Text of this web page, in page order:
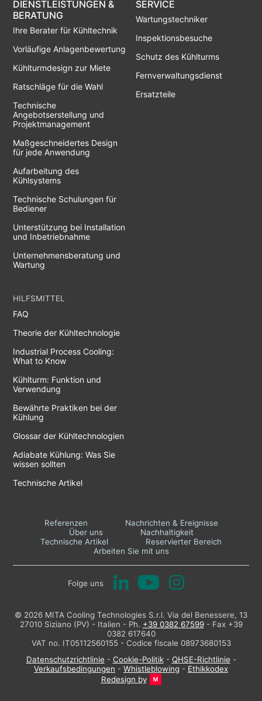
DIENSTLEISTUNGEN &
BERATUNG
Ihre Berater für Kühltechnik
Vorläufige Anlagenbewertung
Kühlturmdesign zur Miete
Ratschläge für die Wahl
Technische
Angebotserstellung und
Projektmanagement
Maßgeschneidertes Design
für jede Anwendung
Aufarbeitung des
Kühlsystems
Technische Schulungen für
Bediener
Unterstützung bei Installation
und Inbetriebnahme
Unternehmensberatung und
Wartung
SERVICE
Wartungstechniker
Inspektionsbesuche
Schutz des Kühlturms
Fernverwaltungsdienst
Ersatzteile
HILFSMITTEL
FAQ
Theorie der Kühltechnologie
Industrial Process Cooling:
What to Know
Kühlturm: Funktion und
Verwendung
Bewährte Praktiken bei der
Kühlung
Glossar der Kühltechnologien
Adiabate Kühlung: Was Sie
wissen sollten
Technische Artikel
Referenzen
Nachrichten & Ereignisse
Über uns
Nachhaltigkeit
Technische Artikel
Reservierter Bereich
Arbeiten Sie mit uns
Folge uns
© 2026 MITA Cooling Technologies S.r.l. Via del Benessere, 13
27010 Siziano (PV) - Italien - Ph. +39 0382 67599- Fax +39
0382 617640
VAT no. IT05112560155 - Codice fiscale 08973680153
Datenschutzrichtlinie - Cookie-Politik- QHSE-Richtlinie -
Verkaufsbedingungen - Whistleblowing - Ethikkodex
Redesign by